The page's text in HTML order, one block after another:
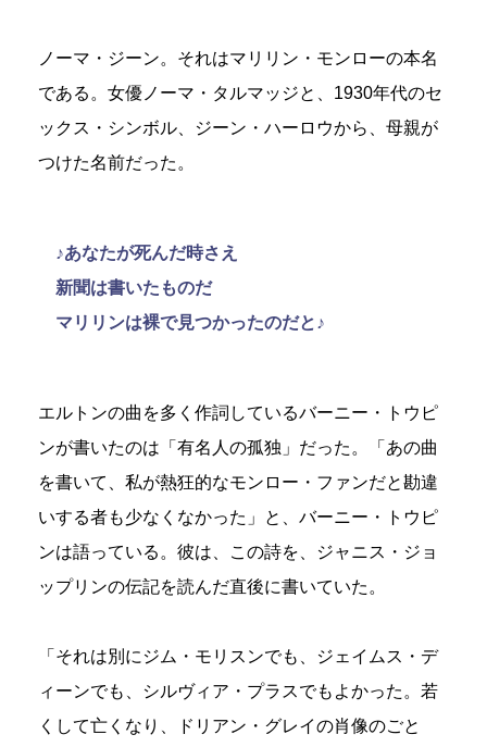
ノーマ・ジーン。それはマリリン・モンローの本名
である。女優ノーマ・タルマッジと、1930年代のセ
ックス・シンボル、ジーン・ハーロウから、母親が
つけた名前だった。
♪あなたが死んだ時さえ
新聞は書いたものだ
マリリンは裸で見つかったのだと♪
エルトンの曲を多く作詞しているバーニー・トウピ
ンが書いたのは「有名人の孤独」だった。「あの曲
を書いて、私が熱狂的なモンロー・ファンだと勘違
いする者も少なくなかった」と、バーニー・トウピ
ンは語っている。彼は、この詩を、ジャニス・ジョ
ップリンの伝記を読んだ直後に書いていた。
「それは別にジム・モリスンでも、ジェイムス・デ
ィーンでも、シルヴィア・プラスでもよかった。若
くして亡くなり、ドリアン・グレイの肖像のごと